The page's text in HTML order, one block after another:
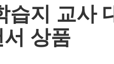
습지 교사
상품